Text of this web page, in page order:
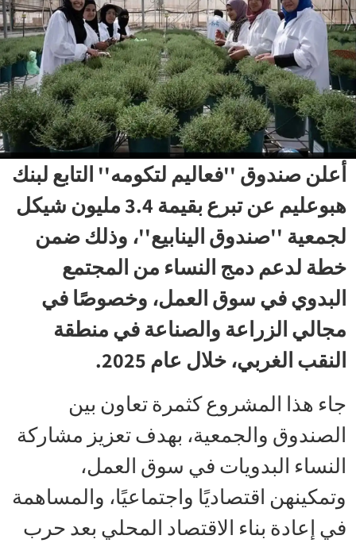
أعلن صندوق ''فعاليم لتكومه'' التابع لبنك
هبوعليم عن تبرع بقيمة 3.4 مليون شيكل
لجمعية ''صندوق الينابيع''، وذلك ضمن
خطة لدعم دمج النساء من المجتمع
البدوي في سوق العمل، وخصوصًا في
مجالي الزراعة والصناعة في منطقة
النقب الغربي، خلال عام 2025.
جاء هذا المشروع كثمرة تعاون بين
الصندوق والجمعية، بهدف تعزيز مشاركة
النساء البدويات في سوق العمل،
وتمكينهن اقتصاديًا واجتماعيًا، والمساهمة
في إعادة بناء الاقتصاد المحلي بعد حرب